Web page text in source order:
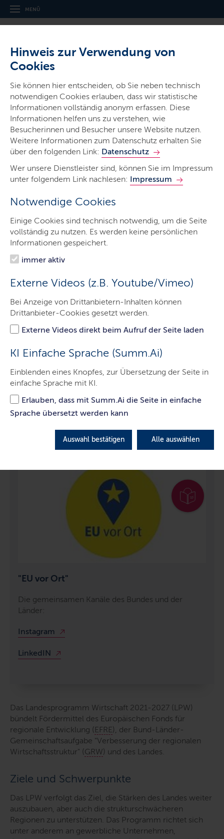
Hinweis zur Verwendung von
Cookies
Sie können hier entscheiden, ob Sie neben technisch
notwendigen Cookies erlauben, dass wir statistische
Informationen vollständig anonym erfassen. Diese
Informationen helfen uns zu verstehen, wie
Besucherinnen und Besucher unsere Website nutzen.
Weitere Informationen zum Datenschutz erhalten Sie
über den folgenden Link: Datenschutz
Wer unsere Dienstleister sind, können Sie im Impressum
unter folgendem Link nachlesen: Impressum
Notwendige Cookies
Einige Cookies sind technisch notwendig, um die Seite
vollständig zu nutzen. Es werden keine persönlichen
Informationen gespeichert.
immer aktiv
Externe Videos (z.B. Youtube/Vimeo)
Bei Anzeige von Drittanbietern-Inhalten können
Drittanbieter-Cookies gesetzt werden.
Externe Videos direkt beim Aufruf der Seite laden
KI Einfache Sprache (Summ.Ai)
Einblenden eines Knopfes, zur Übersetzung der Seite in
einfache Sprache mit KI.
Erlauben, dass mit Summ.Ai die Seite in einfache
Sprache übersetzt werden kann
Auswahl bestätigen Alle auswählen
MENÜ
Thema
Landesprogramm Wirtschaft
2021-2027
Start
EFRE Programm
Förderung
Ergebnisse
Service
Landesprogramm Wirtschaft
2021-2027
Das Landesprogramm Wirtschaft 2021-2027 bündelt
Schleswig-Holstein.
LETZTE AKTUALISIERUNG: 18.09.2025
Inhalte dieser Seite
"EU vor Ort"
Die gemeinsamen Kanäle des Bundes und der
Länder:
Instagram
LinkedIN
Das Landesprogramm Wirtschaft 2021-2027 (LPW)
bündelt Fördermittel des Europäischen Fonds für
regionale Entwicklung (EFRE), der Bund-Länder-
Gemeinschaftsaufgabe "Verbesserung der regionalen
Wirtschaftsstruktur" (GRW) und des Landes.
Ziele und Schwerpunkte
Das LPW verfolgt das Ziel, die Stärken des Landes weiter
auszubauen, aber auch die strukturschwächeren
Regionen zu unterstützen. Das Programm richtet sich
unter anderem an gewerbliche Unternehmen,